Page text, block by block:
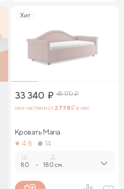
Хит
33 340 ₽ 45 170₽
или частями от2 778₽ в мес.
Кровать Maria
4.8
14
80 -
Д.
180 см.